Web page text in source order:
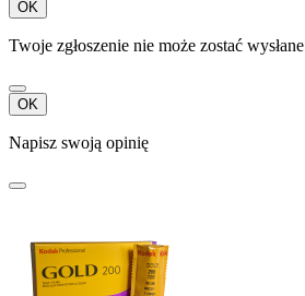
OK
Twoje zgłoszenie nie może zostać wysłane
OK
Napisz swoją opinię